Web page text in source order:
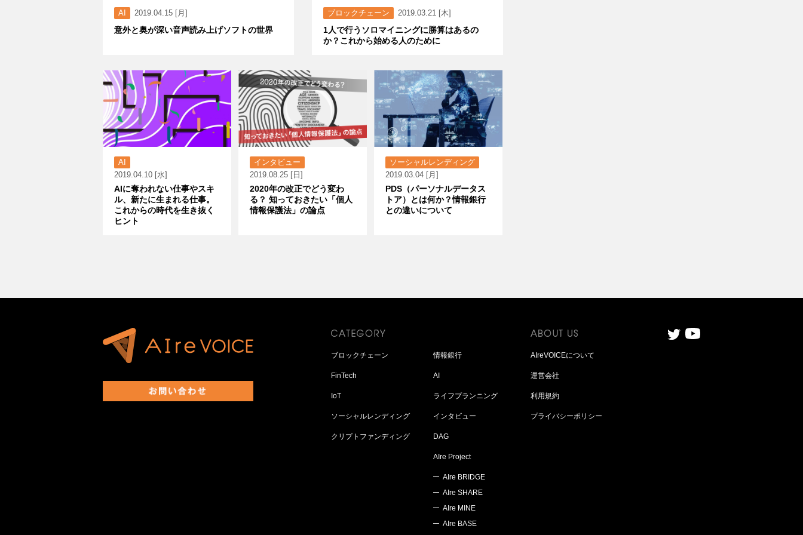
AI 2019.04.15 [月]
意外と奥が深い音声読み上げソフトの世界
ブロックチェーン 2019.03.21 [木]
1人で行うソロマイニングに勝算はあるの
か？これから始める人のために
AI
2019.04.10 [水]
AIに奪われない仕事やスキ
ル、新たに生まれる仕事。
これからの時代を生き抜く
ヒント
インタビュー
2019.08.25 [日]
2020年の改正でどう変わ
る？ 知っておきたい「個人
情報保護法」の論点
ソーシャルレンディング
2019.03.04 [月]
PDS（パーソナルデータス
トア）とは何か？情報銀行
との違いについて
ブロックチェーン
FinTech
IoT
ソーシャルレンディング
クリプトファンディング
情報銀行
AI
ライフプランニング
インタビュー
DAG
AIre Project
AIre BRIDGE
AIre SHARE
AIre MINE
AIre BASE
AIreVOICEについて
運営会社
利用規約
プライバシーポリシー